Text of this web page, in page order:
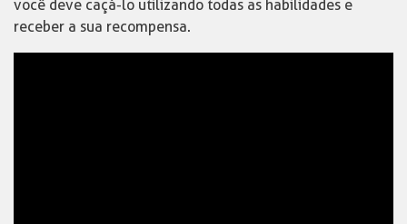
você deve caçá-lo utilizando todas as habilidades e
receber a sua recompensa.